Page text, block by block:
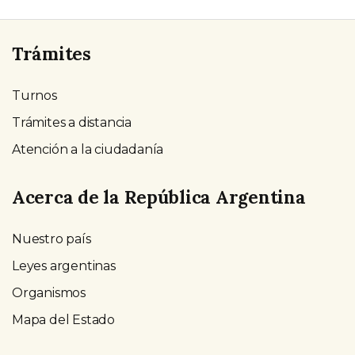
Trámites
Turnos
Trámites a distancia
Atención a la ciudadanía
Acerca de la República Argentina
Nuestro país
Leyes argentinas
Organismos
Mapa del Estado